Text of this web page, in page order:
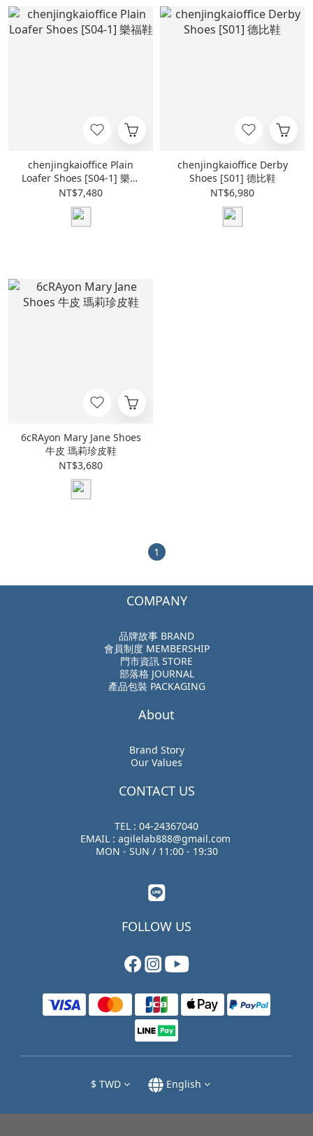
chenjingkaioffice Plain
Loafer Shoes [S04-1] 樂福
鞋
NT$7,480
chenjingkaioffice Derby
Shoes [S01] 德比鞋
NT$6,980
6cRAyon Mary Jane Shoes
牛皮 瑪莉珍皮鞋
NT$3,680
1
COMPANY
品牌故事 BRAND
會員制度 MEMBERSHIP
門市資訊 STORE
部落格 JOURNAL
產品包裝 PACKAGING
About
Brand Story
Our Values
CONTACT US
TEL : 04-24367040
EMAIL : agilelab888@gmail.com
MON - SUN / 11:00 - 19:30
FOLLOW US
$ TWD English